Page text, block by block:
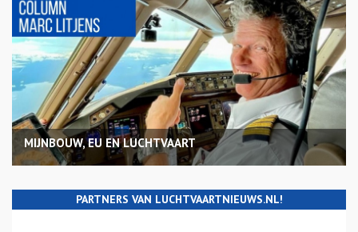
MIJNBOUW, EU EN LUCHTVAART
PARTNERS VAN LUCHTVAARTNIEUWS.NL!